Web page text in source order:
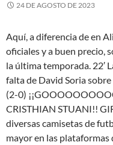
24 DE AGOSTO DE 2023
Aquí, a diferencia de en
oficiales y a buen precio,
la última temporada. 22′
falta de David Soria
(2-0)
CRISTHIAN STUANI!!
diversas camisetas de
mayor en las plataformas